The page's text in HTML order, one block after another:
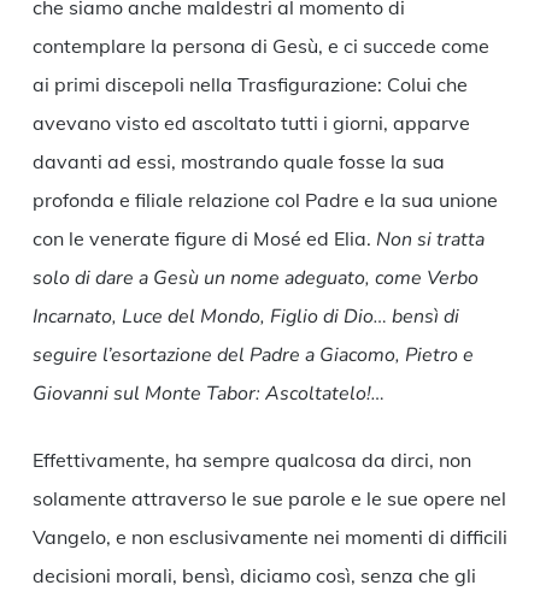
che siamo anche maldestri al momento di
contemplare la persona di Gesù, e ci succede come
ai primi discepoli nella Trasfigurazione: Colui che
avevano visto ed ascoltato tutti i giorni, apparve
davanti ad essi, mostrando quale fosse la sua
profonda e filiale relazione col Padre e la sua unione
con le venerate figure di Mosé ed Elia. Non si tratta
solo di dare a Gesù un nome adeguato, come Verbo
Incarnato, Luce del Mondo, Figlio di Dio… bensì di
seguire l’esortazione del Padre a Giacomo, Pietro e
Giovanni sul Monte Tabor: Ascoltatelo!…
Effettivamente, ha sempre qualcosa da dirci, non
solamente attraverso le sue parole e le sue opere nel
Vangelo, e non esclusivamente nei momenti di difficili
decisioni morali, bensì, diciamo così, senza che gli